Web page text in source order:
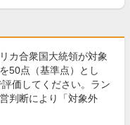
カ合衆国大統領が対象
50点（基準点）とし
価してください。ラン
判断により「対象外